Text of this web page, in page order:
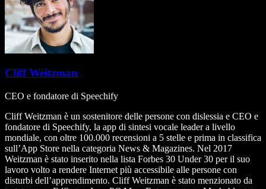
Cliff Weitzman
CEO e fondatore di Speechify
Cliff Weitzman è un sostenitore delle persone con dislessia e CEO e
fondatore di Speechify, la app di sintesi vocale leader a livello
mondiale, con oltre 100.000 recensioni a 5 stelle e prima in classifica
sull’App Store nella categoria News & Magazines. Nel 2017
Weitzman è stato inserito nella lista Forbes 30 Under 30 per il suo
lavoro volto a rendere Internet più accessibile alle persone con
disturbi dell’apprendimento. Cliff Weitzman è stato menzionato da